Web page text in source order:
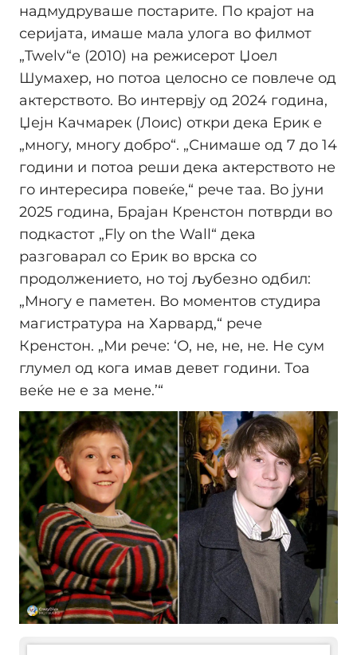
надмудруваше постарите. По крајот на
серијата, имаше мала улога во филмот
„Twelv“e (2010) на режисерот Џоел
Шумахер, но потоа целосно се повлече од
актерството. Во интервју од 2024 година,
Џејн Качмарек (Лоис) откри дека Ерик е
„многу, многу добро“. „Снимаше од 7 до 14
години и потоа реши дека актерството не
го интересира повеќе,“ рече таа. Во јуни
2025 година, Брајан Кренстон потврди во
подкастот „Fly on the Wall“ дека
разговарал со Ерик во врска со
продолжението, но тој љубезно одбил:
„Многу е паметен. Во моментов студира
магистратура на Харвард,“ рече
Кренстон. „Ми рече: ‘О, не, не, не. Не сум
глумел од кога имав девет години. Тоа
веќе не е за мене.’“